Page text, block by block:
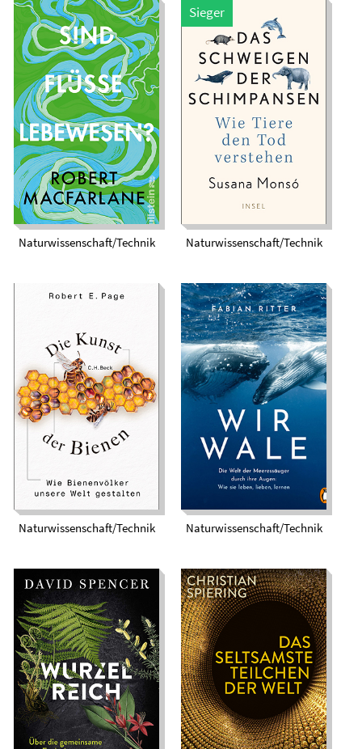
Sind Flüsse
Lebewesen?
Naturwissenschaft/Technik
Das Schweigen der
Schimpansen. Wie
Tiere den Tod
verstehen
Naturwissenschaft/Technik
Die Kunst der
Bienen. Wie
Bienenvölker unsere
Welt gestalten
Naturwissenschaft/Technik
Wir Wale. Die Welt
der Meeressäuger
durch ihre Augen.
Wie sie leben, lieben,
lernen
Naturwissenschaft/Technik
Wurzelreich. Über
die gemeinsame
Evolution von
Pflanze und Mensch
Das seltsamste
Teilchen der Welt.
Auf der Jagd nach
dem Neutrino